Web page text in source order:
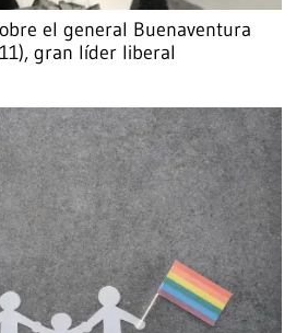
el general Buenaventura
gran líder liberal